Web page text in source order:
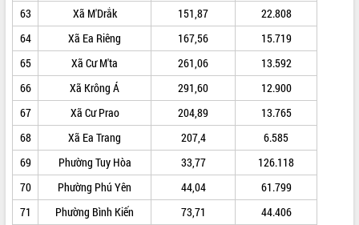
Lễ phát động chuỗi hoạt động chung
tay làm sạch môi trường
Xã Ea Kar bước chuyển mình trong
công tác cải cách hành chính mô hình
mới
UBND tỉnh họp báo định kỳ tháng 4
năm 2026
Hội thảo khoa học “Giải pháp thúc đẩy
phát triển nền kinh tế xanh tại tỉnh
Đắk Lắk”
Tăng cường giám sát, đôn đốc thực
hiện nhiệm vụ quản lý tài sản công
hàng tuần
63
Xã M'Drắk 151,87
22.808
64
Xã Ea Riêng 167,56
15.719
65
Xã Cư M'ta 261,06
13.592
66
Xã Krông Á 291,60
12.900
67
Xã Cư Prao 204,89
13.765
68
Xã Ea Trang 207,4
6.585
69
Phường Tuy Hòa 33,77
126.118
70
Phường Phú Yên 44,04
61.799
71
Phường Bình Kiến 73,71
44.406